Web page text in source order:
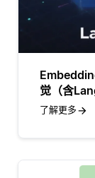
觉（含
了解更多